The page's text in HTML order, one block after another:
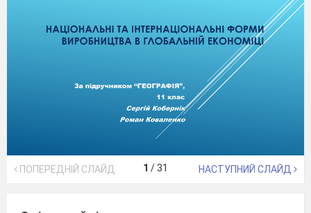
ПОПЕРЕДНІЙ СЛАЙД 1 /31 НАСТУПНИЙ СЛАЙД